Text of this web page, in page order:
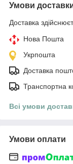
Умови
Доставка
Нова Пошта
Укрпошта
Доставка
Транспортна
Всі умови
Умови оплати